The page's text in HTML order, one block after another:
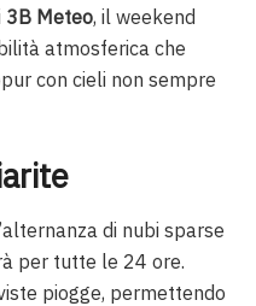
3B Meteo, il weekend
atmosferica che
con cieli non sempre
di nubi sparse
per tutte le 24 ore.
piogge, permettendo